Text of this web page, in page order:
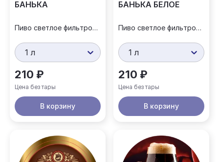
БАНЬКА
Пиво светлое фильтрованное
1 л
210 ₽
Цена без тары
В корзину
БАНЬКА БЕЛОЕ
Пиво светлое фильтрованное
1 л
210 ₽
Цена без тары
В корзину